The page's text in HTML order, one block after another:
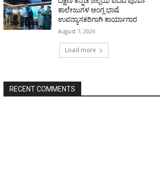
ಕಾಲೇಜುಗಳ ಆಂಗ್ಲ ಭಾಷೆ
ಉಪನ್ಯಾಸಕರಿಗಾಗಿ ಕಾರ್ಯಾಗಾರ
August 7, 2026
Load more
RECENT COMMENTS